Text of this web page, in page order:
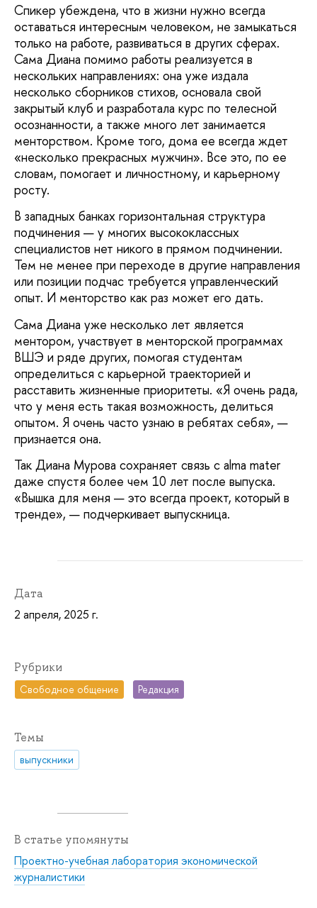
Спикер убеждена, что в жизни нужно всегда
оставаться интересным человеком, не замыкаться
только на работе, развиваться в других сферах.
Сама Диана помимо работы реализуется в
нескольких направлениях: она уже издала
несколько сборников стихов, основала свой
закрытый клуб и разработала курс по телесной
осознанности, а также много лет занимается
менторством. Кроме того, дома ее всегда ждет
«несколько прекрасных мужчин». Все это, по ее
словам, помогает и личностному, и карьерному
росту.
В западных банках горизонтальная структура
подчинения — у многих высококлассных
специалистов нет никого в прямом подчинении.
Тем не менее при переходе в другие направления
или позиции подчас требуется управленческий
опыт. И менторство как раз может его дать.
Сама Диана уже несколько лет является
ментором, участвует в менторской программах
ВШЭ и ряде других, помогая студентам
определиться с карьерной траекторией и
расставить жизненные приоритеты. «Я очень рада,
что у меня есть такая возможность, делиться
опытом. Я очень часто узнаю в ребятах себя», —
признается она.
Так Диана Мурова сохраняет связь с alma mater
даже спустя более чем 10 лет после выпуска.
«Вышка для меня — это всегда проект, который в
тренде», — подчеркивает выпускница.
Дата
2 апреля, 2025 г.
Рубрики
Свободное общение Редакция
Темы
выпускники
В статье упомянуты
Проектно-учебная лаборатория экономической
журналистики